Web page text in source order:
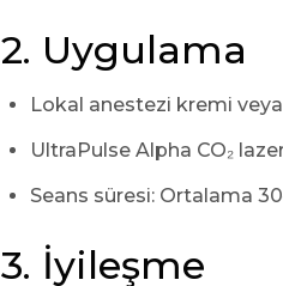
2. Uygulama
Lokal anestezi kremi
UltraPulse Alpha CO₂
Seans süresi: Ortalama
3. İyileşme